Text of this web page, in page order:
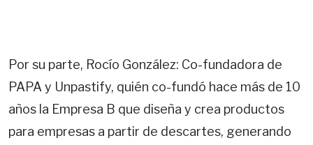
Por su parte, Rocío González: Co-fundadora de
PAPA y Unpastify, quién co-fundó hace más de 10
años la Empresa B que diseña y crea productos
para empresas a partir de descartes, generando